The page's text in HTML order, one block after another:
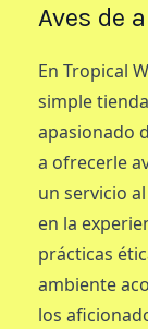
Aves de
En Tropical
simple
apasionado
a ofrecerle
un servicio
en la
prácticas
ambiente
los